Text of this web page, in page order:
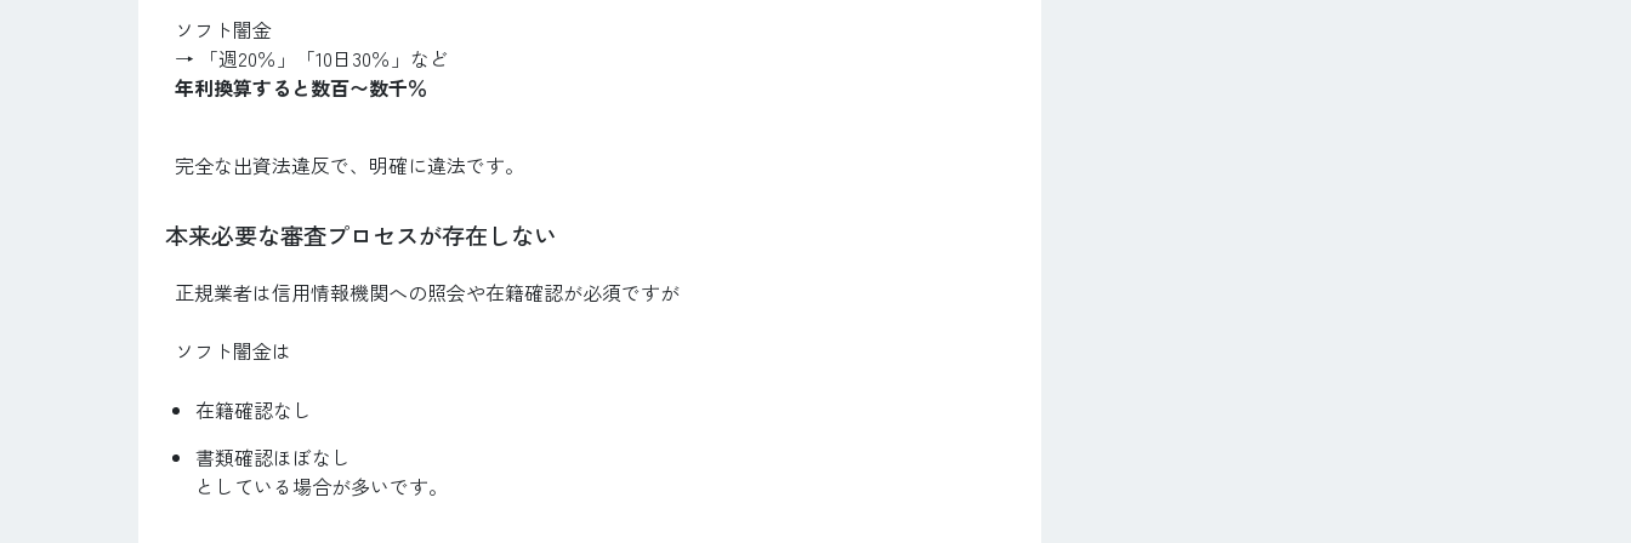
ソフト闇金
→ 「週20％」「10日30％」など
年利換算すると数百〜数千％
完全な出資法違反で、明確に違法です。
本来必要な審査プロセスが存在しない
正規業者は信用情報機関への照会や在籍確認が必須ですが
ソフト闇金は
在籍確認なし
書類確認ほぼなし
としている場合が多いです。